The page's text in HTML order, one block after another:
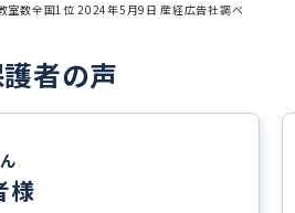
室数全国1位 2024年5月9日 産経広告社調べ
者の声
様